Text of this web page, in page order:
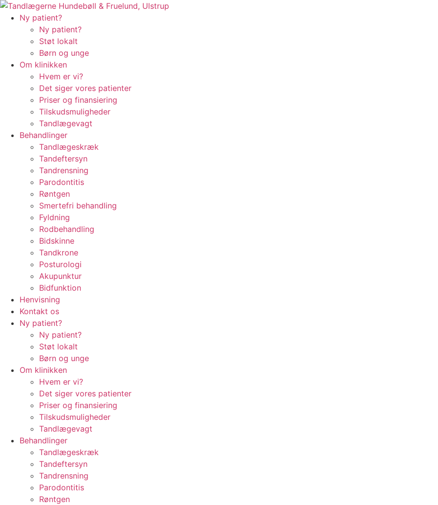
Ny patient?
Ny patient?
Støt lokalt
Børn og unge
Om klinikken
Hvem er vi?
Det siger vores patienter
Priser og finansiering
Tilskudsmuligheder
Tandlægevagt
Behandlinger
Tandlægeskræk
Tandeftersyn
Tandrensning
Parodontitis
Røntgen
Smertefri behandling
Fyldning
Rodbehandling
Bidskinne
Tandkrone
Posturologi
Akupunktur
Bidfunktion
Henvisning
Kontakt os
Ny patient?
Ny patient?
Støt lokalt
Børn og unge
Om klinikken
Hvem er vi?
Det siger vores patienter
Priser og finansiering
Tilskudsmuligheder
Tandlægevagt
Behandlinger
Tandlægeskræk
Tandeftersyn
Tandrensning
Parodontitis
Røntgen